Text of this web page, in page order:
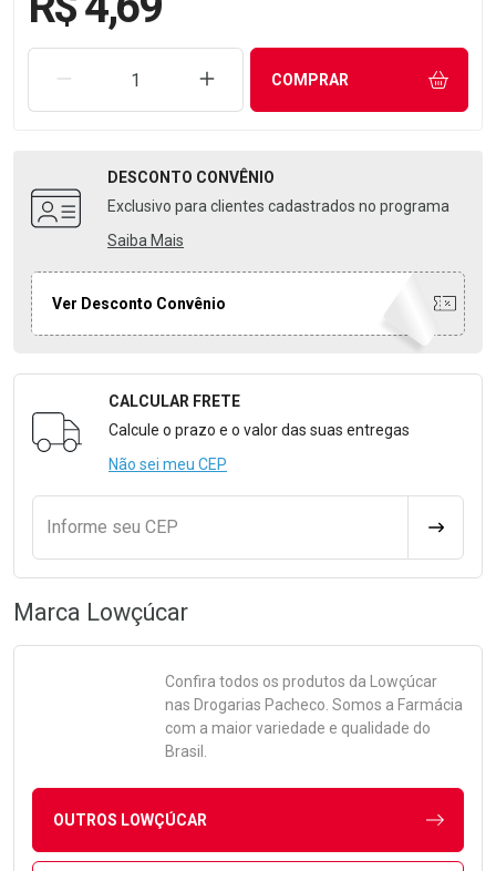
REMOVER UMA UNIDADEAUMENTAR UMA UNIDADE
COMPRAR
DESCONTO CONVÊNIO
Exclusivo para clientes cadastrados no programa
Saiba Mais
Ver Desconto Convênio
Formulário para Calcular o Frete
CALCULAR FRETE
Calcule o prazo e o valor das suas entregas
Não sei meu CEP
Informe seu CEP
Marca Lowçúcar
Confira todos os produtos da
Lowçúcar
nas Drogarias Pacheco. Somos a Farmácia
com a maior variedade e qualidade do
Brasil.
OUTROS LOWÇÚCAR